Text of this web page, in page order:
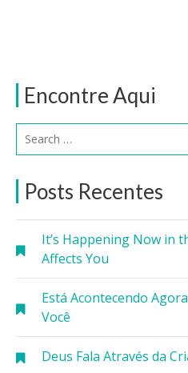
Encontre Aqui
Posts Recentes
It’s Happening Now in
Affects You
Está Acontecendo
Você
Deus Fala Através da